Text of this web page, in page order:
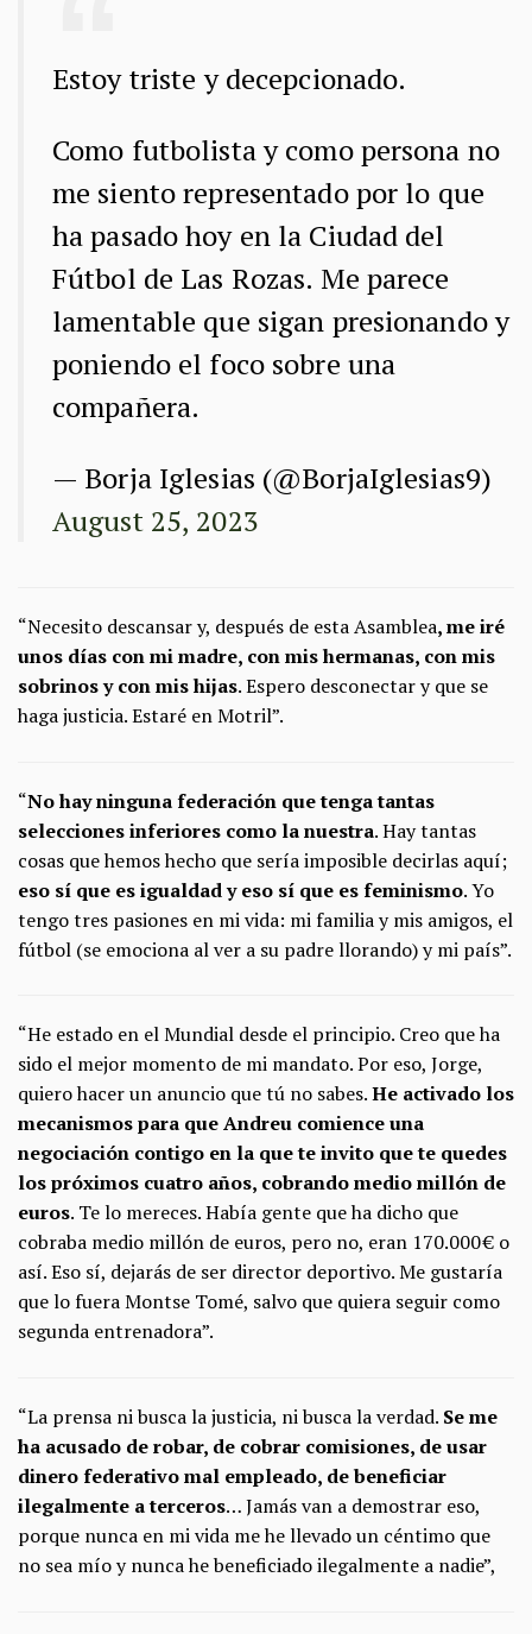
Estoy triste y decepcionado.
Como futbolista y como persona no
me siento representado por lo que
ha pasado hoy en la Ciudad del
Fútbol de Las Rozas. Me parece
lamentable que sigan presionando y
poniendo el foco sobre una
compañera.
— Borja Iglesias (@BorjaIglesias9)
August 25, 2023
“Necesito descansar y, después de esta Asamblea, me iré
unos días con mi madre, con mis hermanas, con mis
sobrinos y con mis hijas. Espero desconectar y que se
haga justicia. Estaré en Motril”.
“No hay ninguna federación que tenga tantas
selecciones inferiores como la nuestra. Hay tantas
cosas que hemos hecho que sería imposible decirlas aquí;
eso sí que es igualdad y eso sí que es feminismo. Yo
tengo tres pasiones en mi vida: mi familia y mis amigos, el
fútbol (se emociona al ver a su padre llorando) y mi país”.
“He estado en el Mundial desde el principio. Creo que ha
sido el mejor momento de mi mandato. Por eso, Jorge,
quiero hacer un anuncio que tú no sabes.He activado los
mecanismos para que Andreu comience una
negociación contigo en la que te invito que te quedes
los próximos cuatro años, cobrando medio millón de
euros. Te lo mereces. Había gente que ha dicho que
cobraba medio millón de euros, pero no, eran 170.000 € o
así. Eso sí, dejarás de ser director deportivo. Me gustaría
que lo fuera Montse Tomé, salvo que quiera seguir como
segunda entrenadora”.
“La prensa ni busca la justicia, ni busca la verdad. Se me
ha acusado de robar, de cobrar comisiones, de usar
dinero federativo mal empleado, de beneficiar
ilegalmente a terceros… Jamás van a demostrar eso,
porque nunca en mi vida me he llevado un céntimo que
no sea mío y nunca he beneficiado ilegalmente a nadie”,